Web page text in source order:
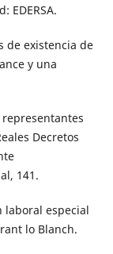
EDERSA.
de existencia de
y una
representantes
Decretos
141.
laboral especial
lo Blanch.